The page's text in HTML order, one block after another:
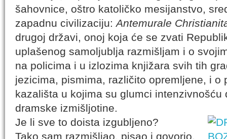
šahovnice, oštro katoličko mesijanstvo,
zapadnu civilizaciju:Antemurale
drugoj državi, onoj koja će se zvati
uplašenog samoljublja razmišljam i o
na policima i u izlozima knjižara svih tih
jezicima, pismima, različito opremljene, i o
kazališta u kojima su glumci intenzivnošću
dramske izmišljotine.
Je li sve to doista izgubljeno?
Tako sam razmišljao, pisao i govorio.